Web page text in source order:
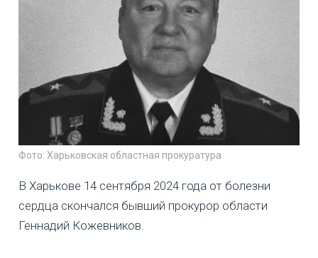
Фото: Харьковская областная прокуратура
В Харькове 14 сентября 2024 года от болезни
сердца скончался бывший прокурор области
Геннадий Кожевников.